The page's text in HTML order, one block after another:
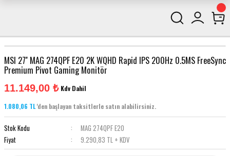
MSI 27'' MAG 274QPF E20 2K WQHD Rapid IPS 200Hz 0.5MS FreeSync
Premium Pivot Gaming Monitör
11.149,00 ₺ Kdv Dahil
1.080,06 TL'den başlayan taksitlerle satın alabilirsiniz.
Stok Kodu
MAG 274QPF E20
Fiyat
9.290,83 TL + KDV